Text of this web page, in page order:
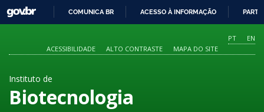
O
CONTEÚDO
GOVBR
COMUNICA BR ACESSO À INFORMAÇÃO
PT
EN
ACESSIBILIDADE
ALTO CONTRASTE MAPA DO SITE
Instituto de
Biotecnologia